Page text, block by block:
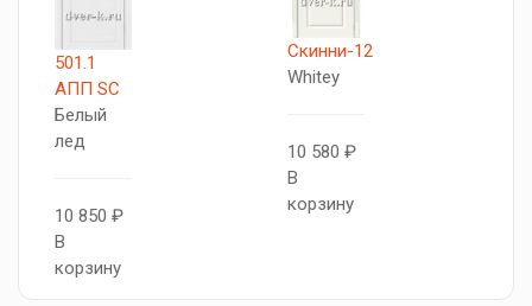
501.1
АПП SC
Белый
лед
10 850 ₽
В
корзину
Скинни-12
Whitey
10 580 ₽
В
корзину